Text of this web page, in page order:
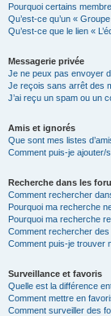
Pourquoi certains
Qu’est-ce qu’un «
Qu’est-ce que le lien «
Messagerie privée
Je ne peux pas envoyer
Je reçois sans arrêt des
J’ai reçu un spam ou un
Amis et ignorés
Que sont mes listes
Comment puis-je ajouter/
Recherche dans les
Comment rechercher
Pourquoi ma recherche
Pourquoi ma recherche
Comment rechercher
Comment puis-je trouver
Surveillance et favoris
Quelle est la différence
Comment mettre en
Comment surveiller des